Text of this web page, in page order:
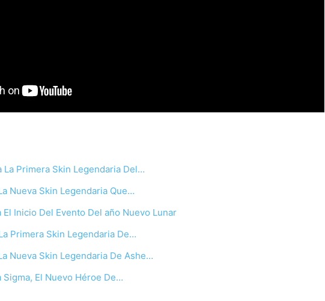
La Primera Skin Legendaria Del…
Nueva Skin Legendaria Que…
Inicio Del Evento Del año Nuevo Lunar
Primera Skin Legendaria De…
Nueva Skin Legendaria De Ashe…
Sigma, El Nuevo Héroe De…